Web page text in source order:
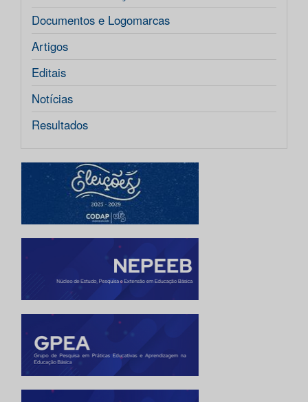
Documentos e Logomarcas
Artigos
Editais
Notícias
Resultados